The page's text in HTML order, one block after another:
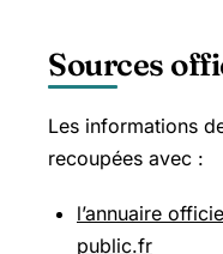
Sources
Les informations
recoupées avec :
l’annuaire
public.fr